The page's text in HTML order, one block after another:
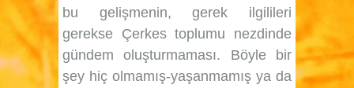
bu gelişmenin, gerek ilgilileri
gerekse Çerkes toplumu nezdinde
gündem oluşturmaması. Böyle bir
şey hiç olmamış-yaşanmamış ya da